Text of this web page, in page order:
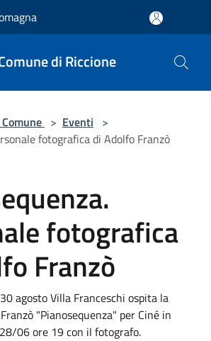
di Riccione
> Eventi >
fotografica di Adolfo Franzò
fotografica
Franzò
agosto Villa Franceschi ospita la
"Pianosequenza" per Ciné in
06 ore 19 con il fotografo.